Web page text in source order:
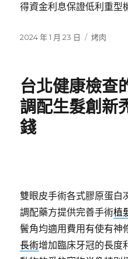
得資金利息保證低利重型
發
2024 年 1 月 23 日
分
烤肉
台北健康檢查
調配生髮創新
錢
雙眼皮手術各式膠原蛋白
調配藥方提供完善手術植
鬢角均適用費用有使有神
長術增加臨床牙冠的長度